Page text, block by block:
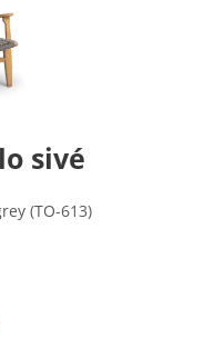
sivé
(TO-613)